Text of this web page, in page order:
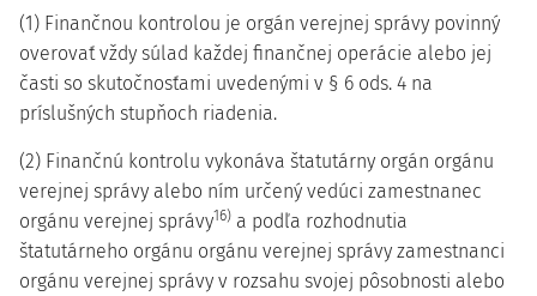
(1) Finančnou kontrolou je orgán verejnej správy povinný
overovať vždy súlad každej finančnej operácie alebo jej
časti so skutočnosťami uvedenými v § 6 ods. 4 na
príslušných stupňoch riadenia.
(2) Finančnú kontrolu vykonáva štatutárny orgán orgánu
verejnej správy alebo ním určený vedúci zamestnanec
orgánu verejnej správy16) a podľa rozhodnutia
štatutárneho orgánu orgánu verejnej správy zamestnanci
orgánu verejnej správy v rozsahu svojej pôsobnosti alebo